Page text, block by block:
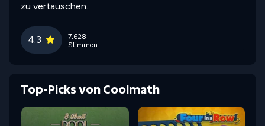
zu vertauschen.
4.3
7,628
Stimmen
Top-Picks von Coolmath